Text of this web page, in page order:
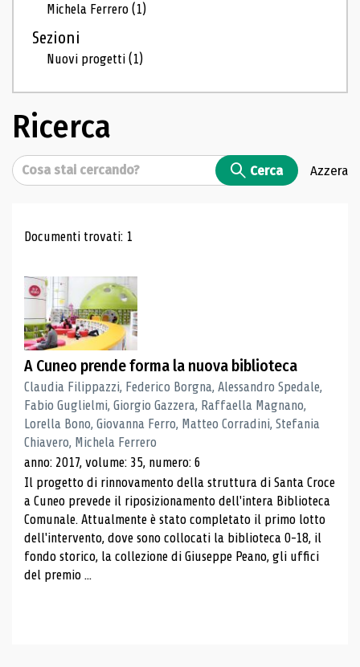
Michela Ferrero(1)
Sezioni
Nuovi progetti(1)
Ricerca
Cerca Cerca Azzera
Risultati di ricerca
Documenti trovati: 1
A Cuneo prende forma la nuova biblioteca
Claudia Filippazzi, Federico Borgna, Alessandro Spedale,
Fabio Guglielmi, Giorgio Gazzera, Raffaella Magnano,
Lorella Bono, Giovanna Ferro, Matteo Corradini, Stefania
Chiavero, Michela Ferrero
anno: 2017, volume: 35, numero: 6
Il progetto di rinnovamento della struttura di Santa Croce
a Cuneo prevede il riposizionamento dell'intera Biblioteca
Comunale. Attualmente è stato completato il primo lotto
dell'intervento, dove sono collocati la biblioteca 0-18, il
fondo storico, la collezione di Giuseppe Peano, gli uffici
del premio ...